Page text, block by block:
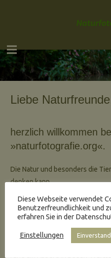
Liebe
herzlich willkommen
»naturfotografie.org«.
Die Natur und besonders die
denken kann.
Nur wer seinen Motiven mit
Liebe nahekommt, wird
werden.
Die meisten der hier gezeigten
Umgebung entstanden, nämlich
Diese Webseite verwendet
Benutzerfreundlichkeit und
erfahren Sie in der
Einstellungen